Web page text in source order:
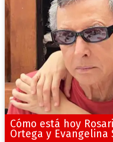
Cómo está hoy
Ortega y Evangelina